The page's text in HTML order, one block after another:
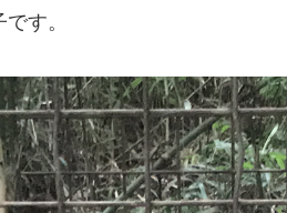
す。